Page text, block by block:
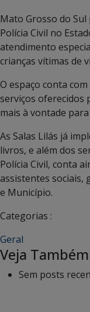
Mato Grosso do
Polícia Civil no
atendimento
crianças vítimas de
O espaço conta
serviços oferecidos
mais à vontade
As Salas Lilás já
livros, e além dos
Polícia Civil, conta
assistentes sociais,
e Município.
Categorias :
Geral
Veja Também
Sem posts